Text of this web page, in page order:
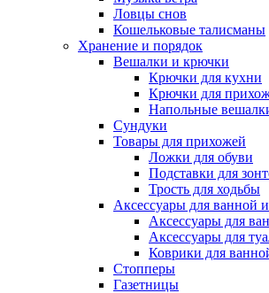
Ловцы снов
Кошельковые талисманы
Хранение и порядок
Вешалки и крючки
Крючки для кухни
Крючки для
Напольные
Сундуки
Товары для прихожей
Ложки для обуви
Подставки для
Трость для ходьбы
Аксессуары для ванной и
Аксессуары для
Аксессуары для
Коврики для
Стопперы
Газетницы